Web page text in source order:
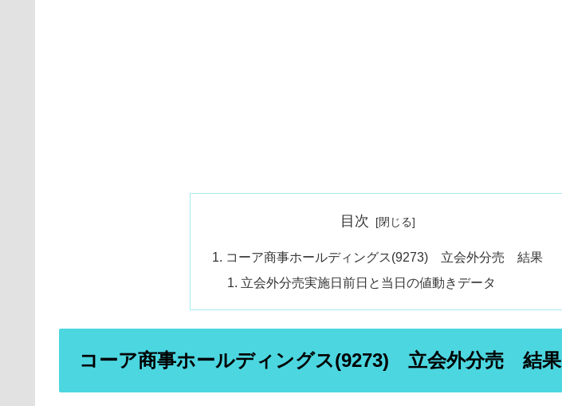
目次
コーア商事ホールディングス(9273) 立会外分売 結果
立会外分売実施日前日と当日の値動きデータ
コーア商事ホールディングス(9273) 立会外分売 結果